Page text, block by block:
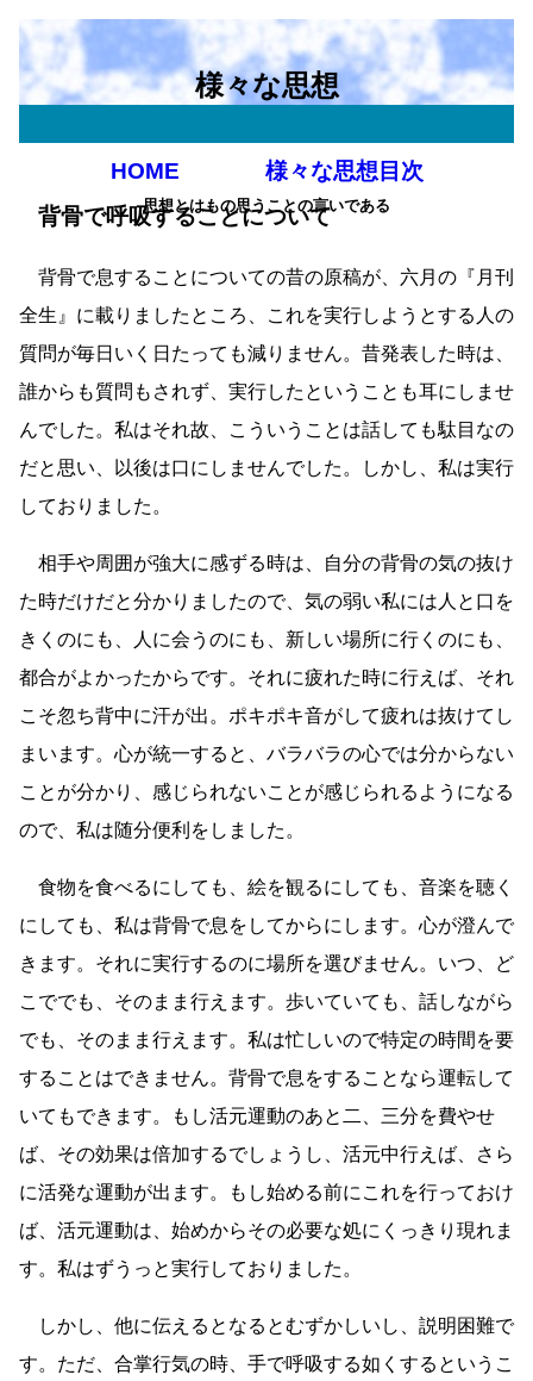
様々な思想
思想とはもの思うことの言いである
HOME
様々な思想目次
背骨で呼吸することについて
背骨で息することについての昔の原稿が、六月の『月刊
全生』に載りましたところ、これを実行しようとする人の
質問が毎日いく日たっても減りません。昔発表した時は、
誰からも質問もされず、実行したということも耳にしませ
んでした。私はそれ故、こういうことは話しても駄目なの
だと思い、以後は口にしませんでした。しかし、私は実行
しておりました。
相手や周囲が強大に感ずる時は、自分の背骨の気の抜け
た時だけだと分かりましたので、気の弱い私には人と口を
きくのにも、人に会うのにも、新しい場所に行くのにも、
都合がよかったからです。それに疲れた時に行えば、それ
こそ忽ち背中に汗が出。ポキポキ音がして疲れは抜けてし
まいます。心が統一すると、バラバラの心では分からない
ことが分かり、感じられないことが感じられるようになる
ので、私は随分便利をしました。
食物を食べるにしても、絵を観るにしても、音楽を聴く
にしても、私は背骨で息をしてからにします。心が澄んで
きます。それに実行するのに場所を選びません。いつ、ど
こででも、そのまま行えます。歩いていても、話しながら
でも、そのまま行えます。私は忙しいので特定の時間を要
することはできません。背骨で息をすることなら運転して
いてもできます。もし活元運動のあと二、三分を費やせ
ば、その効果は倍加するでしょうし、活元中行えば、さら
に活発な運動が出ます。もし始める前にこれを行っておけ
ば、活元運動は、始めからその必要な処にくっきり現れま
す。私はずうっと実行しておりました。
しかし、他に伝えるとなるとむずかしいし、説明困難で
す。ただ、合掌行気の時、手で呼吸する如くするというこ